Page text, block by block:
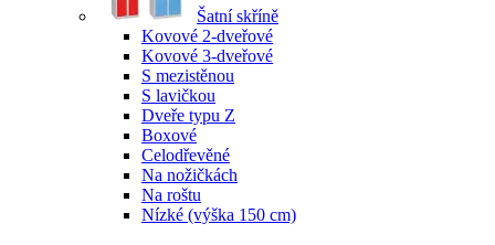
Šatní skříně
Kovové 2-dveřové
Kovové 3-dveřové
S mezistěnou
S lavičkou
Dveře typu Z
Boxové
Celodřevěné
Na nožičkách
Na roštu
Nízké (výška 150 cm)